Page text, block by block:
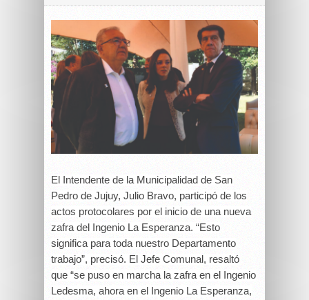
El Intendente de la Municipalidad de San
Pedro de Jujuy, Julio Bravo, participó de los
actos protocolares por el inicio de una nueva
zafra del Ingenio La Esperanza. “Esto
significa para toda nuestro Departamento
trabajo”, precisó. El Jefe Comunal, resaltó
que “se puso en marcha la zafra en el Ingenio
Ledesma, ahora en el Ingenio La Esperanza,